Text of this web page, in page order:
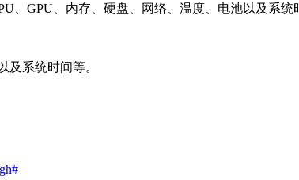
、GPU、内存、硬盘、网络、温度、电池以及系
及系统时间等。